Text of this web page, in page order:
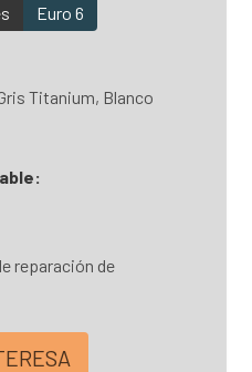
Euro 6
Titanium, Blanco
reparación de